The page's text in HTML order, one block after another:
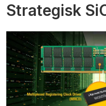
Strategisk